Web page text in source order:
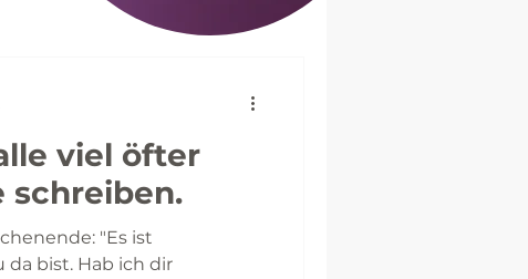
viel öfter
schreiben.
"Es ist
da bist. Hab ich dir